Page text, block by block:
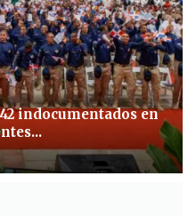
indocumentados en